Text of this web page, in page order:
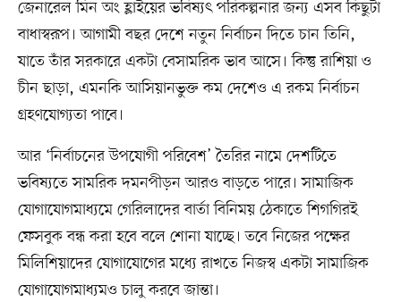
জেনারেল মিন অং হ্লাইয়ের ভবিষ্যৎ পরিকল্পনার জন্য এসব কিছুটা
বাধাস্বরূপ। আগামী বছর দেশে নতুন নির্বাচন দিতে চান তিনি,
যাতে তাঁর সরকারে একটা বেসামরিক ভাব আসে। কিন্তু রাশিয়া ও
চীন ছাড়া, এমনকি আসিয়ানভুক্ত কম দেশেও এ রকম নির্বাচন
গ্রহণযোগ্যতা পাবে।
আর ‘নির্বাচনের উপযোগী পরিবেশ’ তৈরির নামে দেশটিতে
ভবিষ্যতে সামরিক দমনপীড়ন আরও বাড়তে পারে। সামাজিক
যোগাযোগমাধ্যমে গেরিলাদের বার্তা বিনিময় ঠেকাতে শিগগিরই
ফেসবুক বন্ধ করা হবে বলে শোনা যাচ্ছে। তবে নিজের পক্ষের
মিলিশিয়াদের যোগাযোগের মধ্যে রাখতে নিজস্ব একটা সামাজিক
যোগাযোগমাধ্যমও চালু করবে জান্তা।